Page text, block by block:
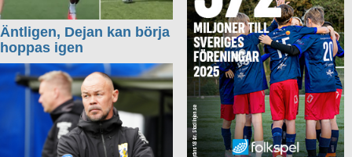
Äntligen, Dejan kan börja
hoppas igen